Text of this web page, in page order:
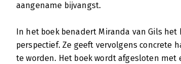
aangename bijvangst.
In het boek benadert Miranda van Gils
perspectief. Ze geeft vervolgens concrete
te worden. Het boek wordt afgesloten met